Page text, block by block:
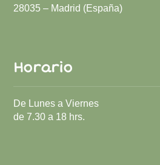
28035 – Madrid (España)
Horario
De Lunes a Viernes
de 7.30 a 18 hrs.